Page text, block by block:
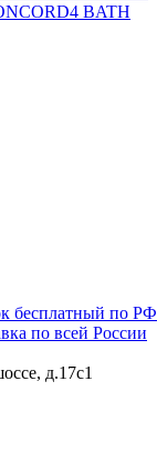
BATH
бесплатный по РФ
по всей России
д.17c1